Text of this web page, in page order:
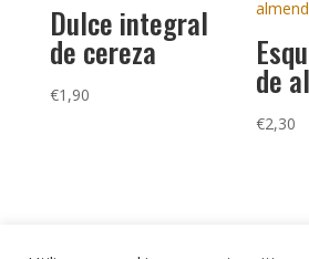
Dulce integral
de cereza
€1,90 de
€2,30